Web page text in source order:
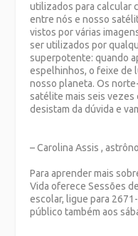
utilizados para calcular
entre nós e nosso
vistos por várias
ser utilizados por
superpotente: quando
espelhinhos, o feixe de
nosso planeta. Os
satélite mais seis vezes
desistam da dúvida e
– Carolina Assis ,
Para aprender mais
Vida oferece Sessões
escolar, ligue para
público também aos